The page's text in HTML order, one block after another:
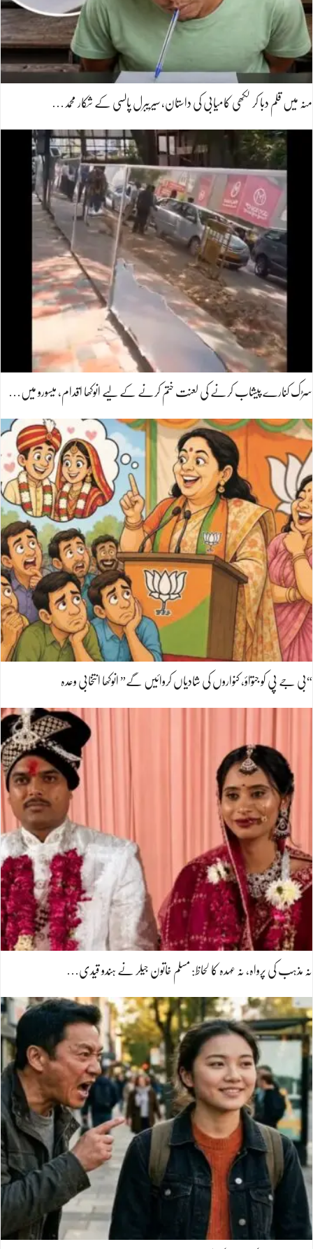
منہ میں قلم دبا کر لکھی کامیابی کی داستان، سیریبرل پالسی کے شکار محمد…
سڑک کنارے پیشاب کرنے کی لعنت ختم کرنے کے لیے انوکھا اقدام، میسورو میں…
“بی جے پی کو جتواؤ، کنواروں کی شادیاں کروائیں گے” انوکھا انتخابی وعدہ
نہ مذہب کی پرواہ، نہ عہدہ کا لحاظ: مسلم خاتون جیلر نے ہندو قیدی…